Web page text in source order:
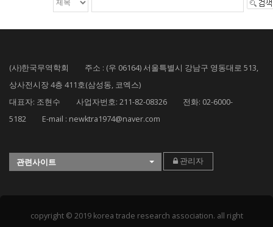
(사)한국무역학회 주소 : (우 06164) 서울특별시 강남구 영동대로 513,
상사전시장 4층 411호(삼성동, 코엑스)
대표자: 조현수 사업자번호: 211-82-08326 전화: 02-6000-
5182 E-mail : newktra1974@naver.com
관련사이트 관리자
copyright © 2019 korea trade research association. all right